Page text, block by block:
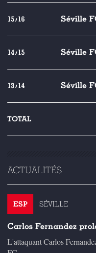
15/16 Séville
14/15 Séville
13/14 Séville
TOTAL
ACTUALITÉS
ESP SÉVILLE
Carlos Fernandez
L'attaquant Carlos